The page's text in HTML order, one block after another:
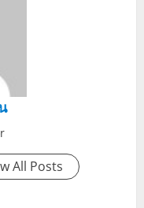
All Posts